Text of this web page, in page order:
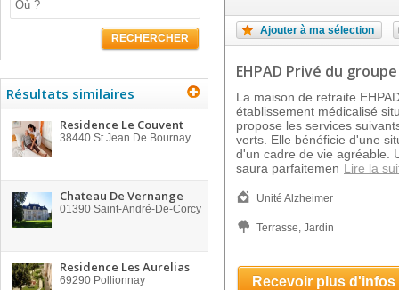
RECHERCHER
Résultats similaires
Residence Le Couvent
38440 St Jean De Bournay
Chateau De Vernange
01390 Saint-André-De-Corcy
Residence Les Aurelias
69290 Pollionnay
Ajouter à ma sélection
EHPAD Privé du groupe
La maison de retraite
établissement médicalisé
propose les services
verts. Elle bénéficie d'une
d'un cadre de vie agréable.
saura parfaitemen Lire la
Unité Alzheimer
Terrasse, Jardin
Recevoir plus d'infos